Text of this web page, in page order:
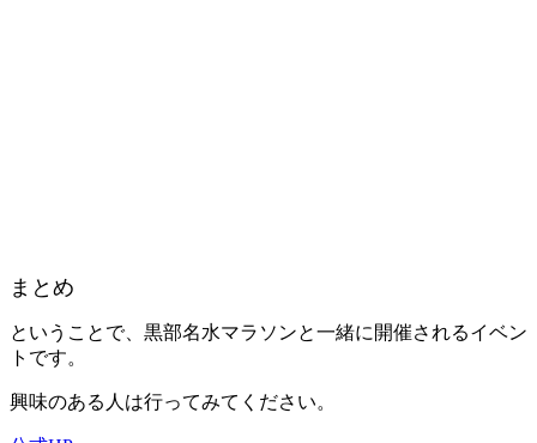
まとめ
ということで、黒部名水マラソンと一緒に開催されるイベン
トです。
興味のある人は行ってみてください。